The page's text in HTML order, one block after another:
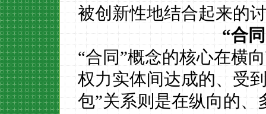
被创新性地结合起来的
“合
“合同”概念的核心在横
权力实体间达成的、受
包”关系则是在纵向的